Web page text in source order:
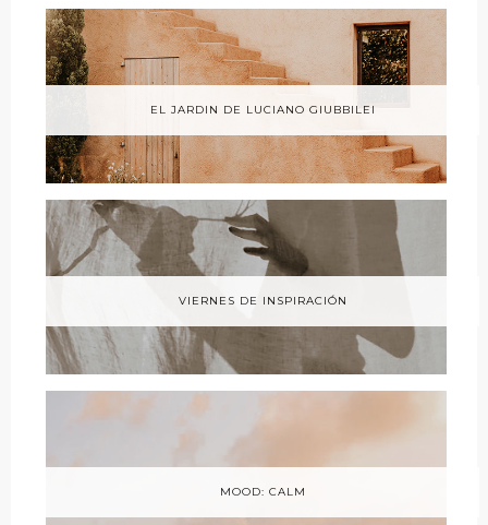
EL JARDIN DE LUCIANO GIUBBILEI
VIERNES DE INSPIRACIÓN
MOOD: CALM